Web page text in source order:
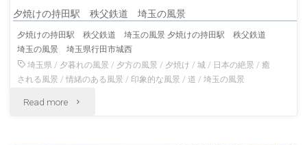
風
景"
風
景"
郭
タ
ワ
ー
夕焼けの持田駅 秩父鉄道 埼玉の風景
夕焼けの持田駅 秩父鉄道 埼玉の風景 夕焼けの持田駅 秩父鉄道
埼玉の風景 埼玉県行田市城西
埼玉県 / 夕暮れの風景 / 夕方の風景 / 夕焼け /城 / 日本の絶景 /癒
される風景 /情緒のある風景 / 印象的な風景 /道 /埼玉の風景
Read more "夕